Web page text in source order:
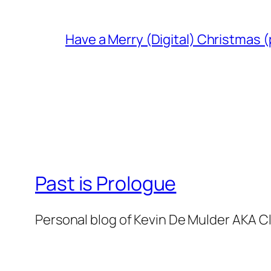
Have a Merry (Digital) Christmas
Past is Prologue
Personal blog of Kevin De Mulder AKA